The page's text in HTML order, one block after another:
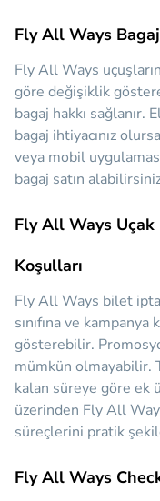
Fly All Ways
Fly All Ways
göre değişiklik
bagaj hakkı sağlanır.
bagaj ihtiyacınız
veya mobil
bagaj satın
Fly All Ways
Koşulları
Fly All Ways bilet
sınıfına ve
gösterebilir.
mümkün olmayabilir.
kalan süreye göre ek
üzerinden Fly All
süreçlerini pratik
Fly All Ways